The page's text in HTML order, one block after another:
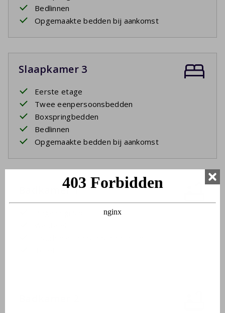
Bedlinnen
Opgemaakte bedden bij aankomst
Slaapkamer 3
Eerste etage
Twee eenpersoonsbedden
Boxspringbedden
Bedlinnen
Opgemaakte bedden bij aankomst
Badkamer 1